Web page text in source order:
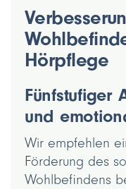
Hörpflege
Fünfstufiger
und
Wir empfehlen
Förderung des
Wohlbefindens